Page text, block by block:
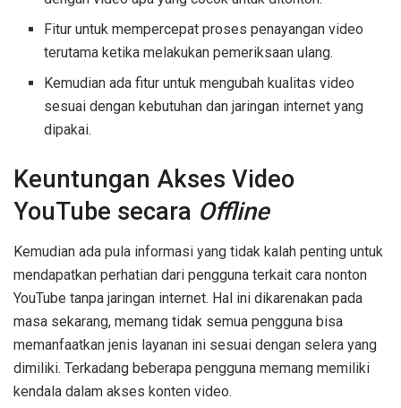
Fitur untuk mempercepat proses penayangan video
terutama ketika melakukan pemeriksaan ulang.
Kemudian ada fitur untuk mengubah kualitas video
sesuai dengan kebutuhan dan jaringan internet yang
dipakai.
Keuntungan Akses Video
YouTube secara Offline
Kemudian ada pula informasi yang tidak kalah penting untuk
mendapatkan perhatian dari pengguna terkait cara nonton
YouTube tanpa jaringan internet. Hal ini dikarenakan pada
masa sekarang, memang tidak semua pengguna bisa
memanfaatkan jenis layanan ini sesuai dengan selera yang
dimiliki. Terkadang beberapa pengguna memang memiliki
kendala dalam akses konten video.